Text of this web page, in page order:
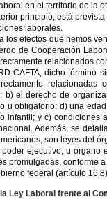
en el territorio de la
principio, está
laborales.
los efectos que hemos
de Cooperación
relacionados
CAFTA, dicho término
relacionadas
b) el derecho de
u obligatorio; d) una
infantil; y c) condiciones
Además, se
son leyes del
ejecutivo, u órgano
promulgadas, conforme
federal (artículo
Ley Laboral frente al